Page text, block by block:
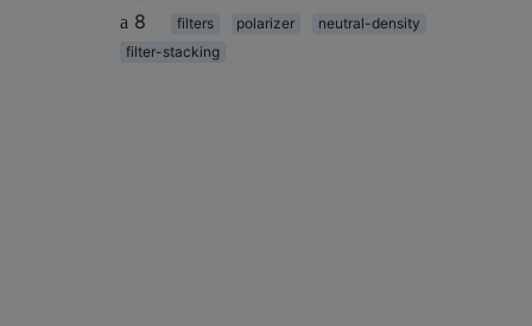
8
filters polarizer
neutral-density
filter-stacking